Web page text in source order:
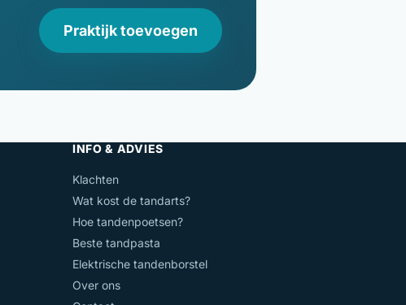
Praktijk toevoegen
INFO & ADVIES
Klachten
Wat kost de tandarts?
Hoe tandenpoetsen?
Beste tandpasta
Elektrische tandenborstel
Over ons